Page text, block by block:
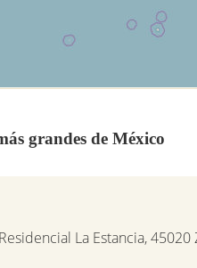
grandes de México
La Estancia, 45020